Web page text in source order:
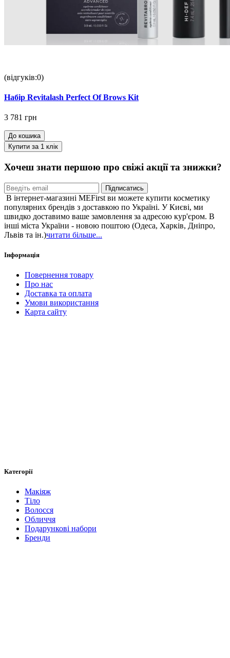
(відгуків:0)
Набір Revitalash Perfect Of Brows Kit
3 781 грн
До кошика
Купити за 1 клiк
Хочеш знати першою про свіжі акції та знижки?
Підписатись
В інтернет-магазині MEFirst ви можете купити косметику
популярних брендів з доставкою по Україні. У Києві, ми
швидко доставимо ваше замовлення за адресою кур'єром. В
інші міста України - новою поштою (Одеса, Харків, Дніпро,
Львів та ін.)читати більше...
Інформація
Повернення товару
Про нас
Доставка та оплата
Умови використання
Карта сайту
Категорії
Макіяж
Тіло
Волосся
Обличчя
Подарункові набори
Бренди